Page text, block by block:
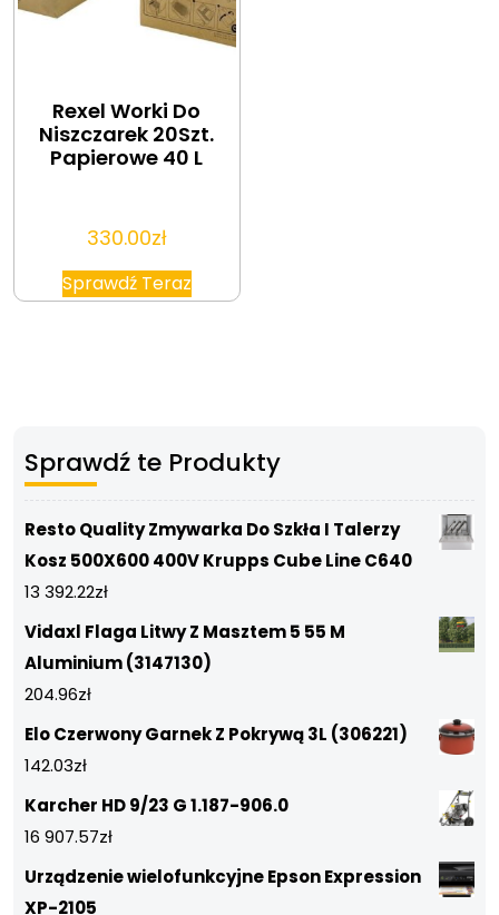
Rexel Worki Do
Niszczarek 20Szt.
Papierowe 40 L
330.00zł
Sprawdź Teraz
Sprawdź te Produkty
Resto Quality Zmywarka Do Szkła I Talerzy
Kosz 500X600 400V Krupps Cube Line C640
13 392.22zł
Vidaxl Flaga Litwy Z Masztem 5 55 M
Aluminium (3147130)
204.96zł
Elo Czerwony Garnek Z Pokrywą 3L (306221)
142.03zł
Karcher HD 9/23 G 1.187-906.0
16 907.57zł
Urządzenie wielofunkcyjne Epson Expression
XP-2105